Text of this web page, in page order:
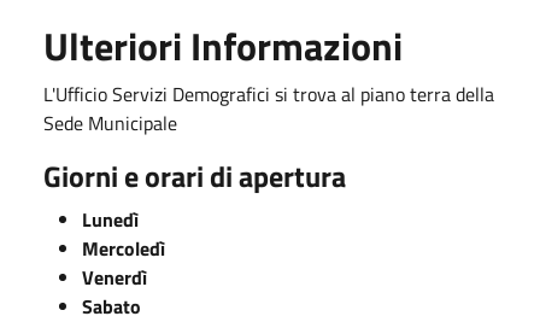
Ulteriori Informazioni
L'Ufficio Servizi Demografici si trova al piano terra della
Sede Municipale
Giorni e orari di apertura
Lunedì
Mercoledì
Venerdì
Sabato